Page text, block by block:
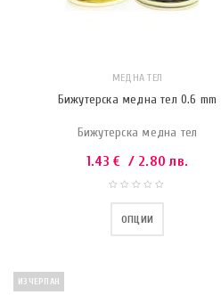
МЕДНА ТЕЛ
Бижутерска медна тел 0.6 mm
Бижутерска медна тел
1.43€ / 2.80 лв.
ОПЦИИ
ИЗЧЕРПАН